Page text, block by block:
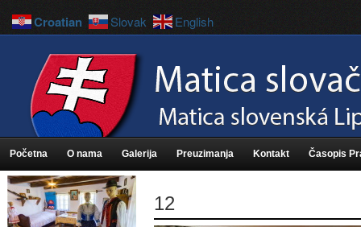
Početna O nama Galerija Preuzimanja Kontakt Časopis
12
Croatian Slovak English